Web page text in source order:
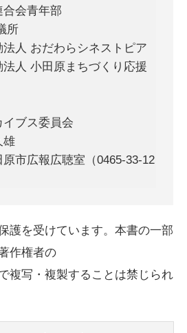
合会青年部
所
法人 おだわらシネストピア
法人 小田原まちづくり応援
ブス委員会
雄
市広報広聴室（0465-33-12
護を受けています。本書の一部
作権者の
複写・複製することは禁じられ